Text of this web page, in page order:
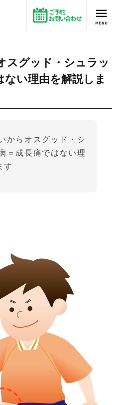
＝成長痛ではない理由を解説します
スグッド・シュラッ
ない理由を解説しま
からオスグッド・シ
＝成長痛ではない理
す